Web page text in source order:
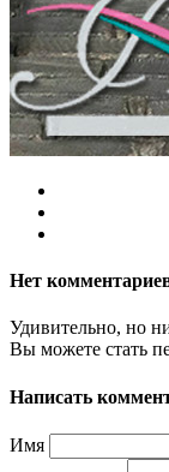
Нет
Удивительно, но
Вы можете стать
Написать
Имя